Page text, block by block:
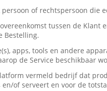
of rechtspersoon die
tussen de Klant
Bestelling.
apps, tools en andere
de Service beschikbaar
vermeld bedrijf dat
en/of serveert en voor de